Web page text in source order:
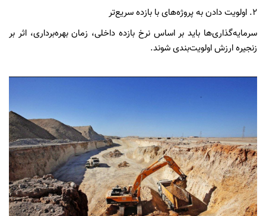
۲. اولویت دادن به پروژه‌های با بازده سریع‌تر
سرمایه‌گذاری‌ها باید بر اساس نرخ بازده داخلی، زمان بهره‌برداری، اثر بر
زنجیره ارزش اولویت‌بندی شوند.